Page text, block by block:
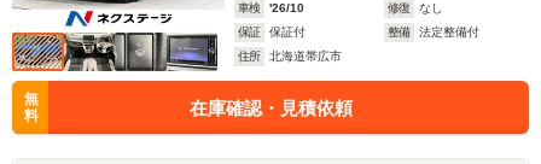
車検
'26/10 修復
なし
保証
保証付 整備
法定整備付
住所
北海道帯広市
無
料
在庫確認・見積依頼